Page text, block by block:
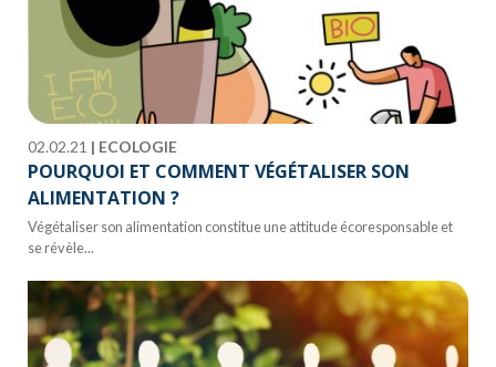
02.02.21 | ECOLOGIE
POURQUOI ET COMMENT VÉGÉTALISER SON
ALIMENTATION ?
Végétaliser son alimentation constitue une attitude écoresponsable et
se révèle...